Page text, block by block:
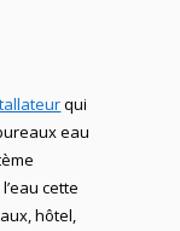
qui
eau
cette
hôtel,